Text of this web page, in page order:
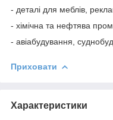
- деталі для меблів,
- хімічна та нефтява
- авіабудування,
Приховати
Характеристики